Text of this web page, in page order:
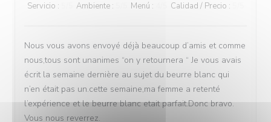
Servicio : Ambiente : Menú : Calidad / Precio :
Nous vous avons envoyé déjà beaucoup d’amis et comme
nous,tous sont unanimes “on y retournera “ Je vous avais
écrit la semaine dernière au sujet du beurre blanc qui
n’en était pas un.cette semaine,ma femme a retenté
l’expérience et le beurre blanc etait parfait.Donc bravo.
Vous nous reverrez.